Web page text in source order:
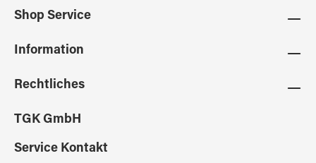
Shop Service
Information
Rechtliches
TGK GmbH
Service Kontakt